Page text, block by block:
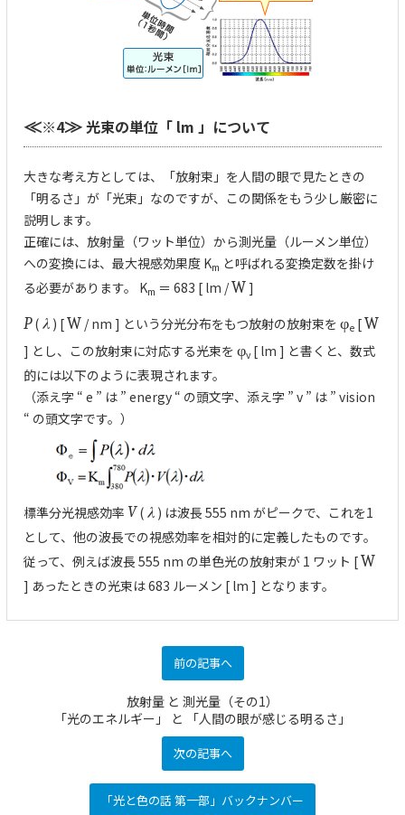
≪※4≫光束の単位「 lm 」について
大きな考え方としては、「放射束」を人間の眼で見たときの
「明るさ」が「光束」なのですが、この関係をもう少し厳密に
説明します。
正確には、放射量（ワット単位）から測光量（ルーメン単位）
への変換には、最大視感効果度 Km と呼ばれる変換定数を掛け
る必要があります。 Km ＝ 683 [ lm /W ]
P( λ ) [W / nm ] という分光分布をもつ放射の放射束を φe [W
] とし、この放射束に対応する光束を φv[ lm ] と書くと、数式
的には以下のように表現されます。
（添え字 “ e ” は ” energy “ の頭文字、添え字 ” v ” は ” vision
“ の頭文字です。）
標準分光視感効率 V( λ ) は波長 555 nm がピークで、これを1
として、他の波長での視感効率を相対的に定義したものです。
従って、例えば波長 555 nm の単色光の放射束が 1 ワット [W
] あったときの光束は 683 ルーメン [ lm ] となります。
前の記事へ
放射量 と 測光量（その1）
「光のエネルギー」 と 「人間の眼が感じる明るさ」
次の記事へ
「光と色の話 第一部」バックナンバー